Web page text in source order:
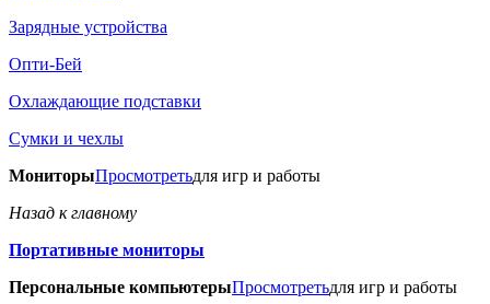
Зарядные устройства
Опти-Бей
Охлаждающие подставки
Сумки и чехлы
МониторыПросмотретьдля игр и работы
Назад к главному
Портативные мониторы
Персональные компьютерыПросмотретьдля игр и работы